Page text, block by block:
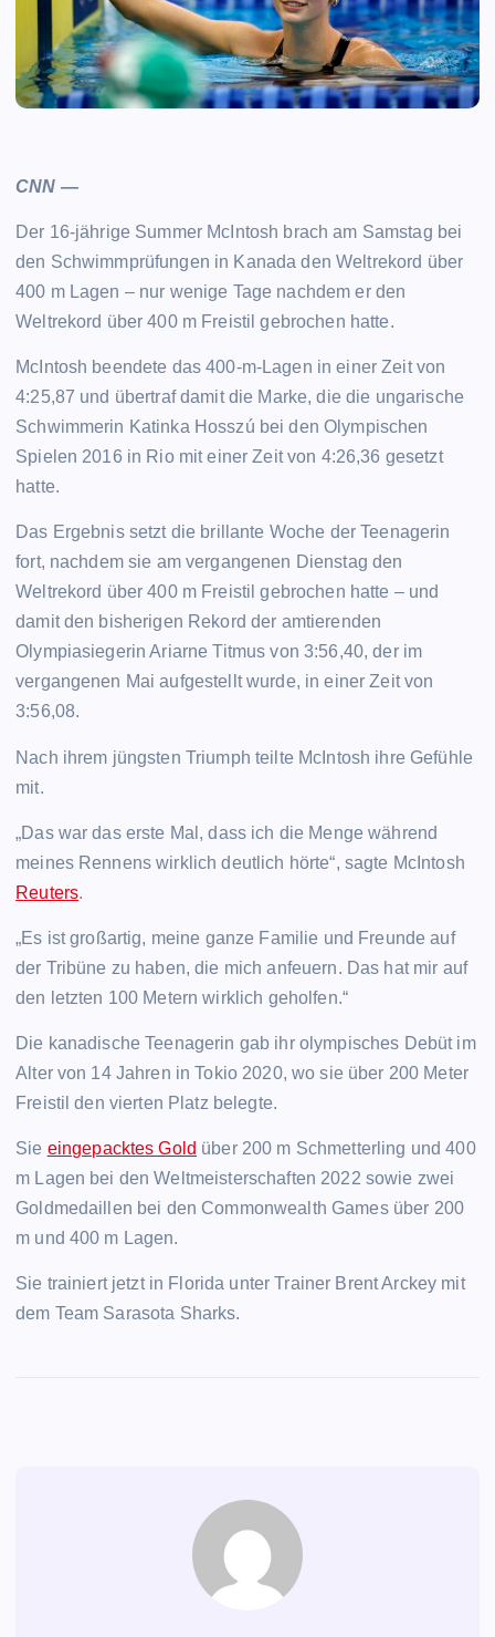
CNN —
Der 16-jährige Summer McIntosh brach am Samstag bei
den Schwimmprüfungen in Kanada den Weltrekord über
400 m Lagen – nur wenige Tage nachdem er den
Weltrekord über 400 m Freistil gebrochen hatte.
McIntosh beendete das 400-m-Lagen in einer Zeit von
4:25,87 und übertraf damit die Marke, die die ungarische
Schwimmerin Katinka Hosszú bei den Olympischen
Spielen 2016 in Rio mit einer Zeit von 4:26,36 gesetzt
hatte.
Das Ergebnis setzt die brillante Woche der Teenagerin
fort, nachdem sie am vergangenen Dienstag den
Weltrekord über 400 m Freistil gebrochen hatte – und
damit den bisherigen Rekord der amtierenden
Olympiasiegerin Ariarne Titmus von 3:56,40, der im
vergangenen Mai aufgestellt wurde, in einer Zeit von
3:56,08.
Nach ihrem jüngsten Triumph teilte McIntosh ihre Gefühle
mit.
„Das war das erste Mal, dass ich die Menge während
meines Rennens wirklich deutlich hörte“, sagte McIntosh
Reuters.
„Es ist großartig, meine ganze Familie und Freunde auf
der Tribüne zu haben, die mich anfeuern. Das hat mir auf
den letzten 100 Metern wirklich geholfen.“
Die kanadische Teenagerin gab ihr olympisches Debüt im
Alter von 14 Jahren in Tokio 2020, wo sie über 200 Meter
Freistil den vierten Platz belegte.
Sie eingepacktes Gold über 200 m Schmetterling und 400
m Lagen bei den Weltmeisterschaften 2022 sowie zwei
Goldmedaillen bei den Commonwealth Games über 200
m und 400 m Lagen.
Sie trainiert jetzt in Florida unter Trainer Brent Arckey mit
dem Team Sarasota Sharks.